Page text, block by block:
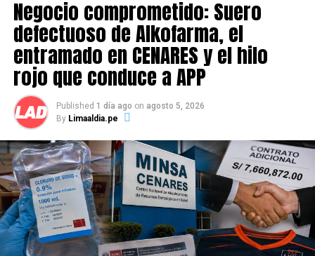
Source link
Comparte esto:
RELATED TOPICS:
UP NEXT
Incautan 600 kilos de cocaína en 39 mochilas en el
VRAEM
Negocio comprometido: Suero
defectuoso de Alkofarma, el
entramado en CENARES y el hilo
rojo que conduce a APP
Published 1 día ago on agosto 5, 2026
By Limaaldia.pe